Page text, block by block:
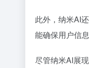
此外，纳米AI
能确保用户信
尽管纳米AI展